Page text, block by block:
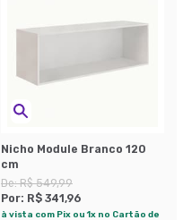
Nicho Module Branco 120
cm
De:R$ 549,99
Por: R$ 341,96
à vista com Pix ou 1x no Cartão de